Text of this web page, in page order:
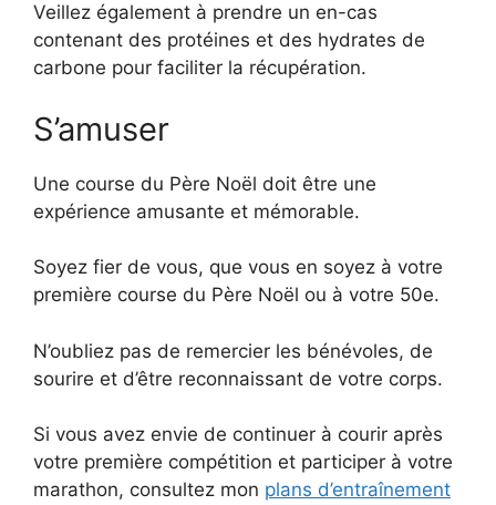
Veillez également à prendre un en-cas
contenant des protéines et des hydrates de
carbone pour faciliter la récupération.
S’amuser
Une course du Père Noël doit être une
expérience amusante et mémorable.
Soyez fier de vous, que vous en soyez à votre
première course du Père Noël ou à votre 50e.
N’oubliez pas de remercier les bénévoles, de
sourire et d’être reconnaissant de votre corps.
Si vous avez envie de continuer à courir après
votre première compétition et participer à votre
marathon, consultez mon plans d’entraînement